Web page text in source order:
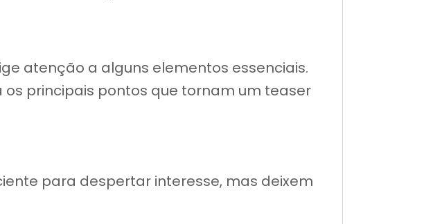
atenção a alguns elementos essenciais.
principais pontos que tornam um teaser
para despertar interesse, mas deixem